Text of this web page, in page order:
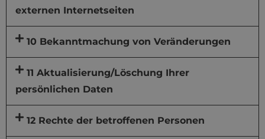
externen Internetseiten
10 Bekanntmachung von Veränderungen
11 Aktualisierung/Löschung Ihrer
persönlichen Daten
12 Rechte der betroffenen Personen